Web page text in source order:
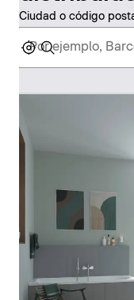
Ciudad o código